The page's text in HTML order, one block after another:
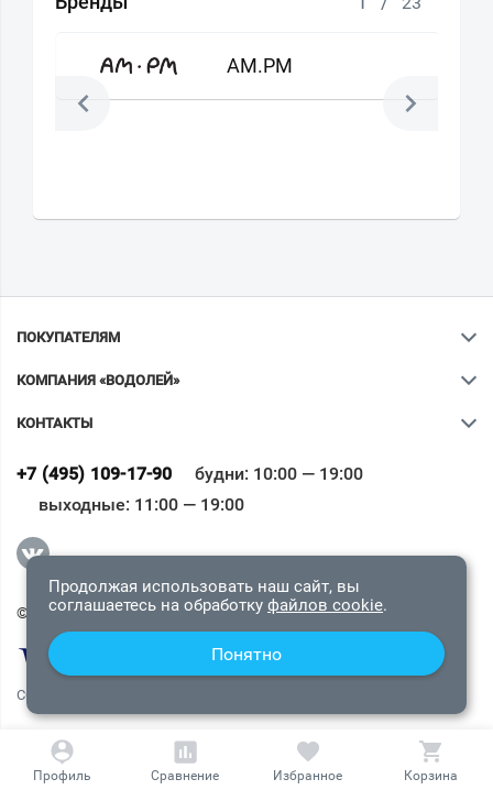
AM.PM
ПОКУПАТЕЛЯМ
КОМПАНИЯ «ВОДОЛЕЙ»
КОНТАКТЫ
+7 (495) 109-17-90
будни: 10:00 — 19:00
выходные: 11:00 — 19:00
© 2009-2026 «Водолей Онлайн». Все права защищены.
СОГЛАШЕНИЕ О КОНФИДЕНЦИАЛЬНОСТИ
Всё верно
Продолжая использовать наш сайт, вы
соглашаетесь на обработку файлов cookie.
Понятно